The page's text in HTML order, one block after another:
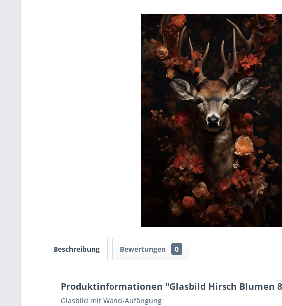
Beschreibung Bewertungen 0
Produktinformationen "Glasbild Hirsch Blumen
Glasbild mit Wand-Aufängung